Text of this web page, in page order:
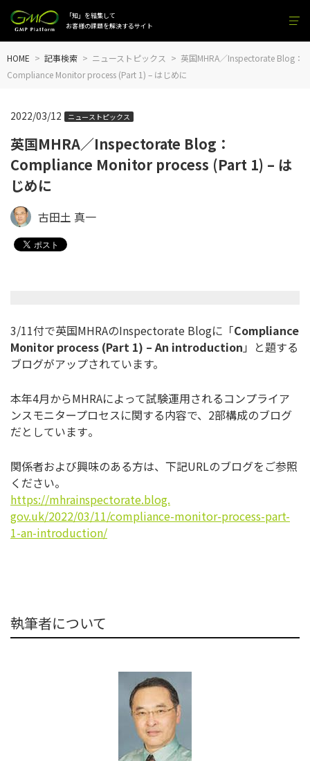
「知」を結集して
お客様の課題を解決するサイト
HOME 記事検索 ニューストピックス
英国MHRA／Inspectorate Blog：
Compliance Monitor process (Part 1) – はじめに
英国MHRA／Inspectorate Blog：
Compliance Monitor process (Part 1) – は
じめに
2022/03/12 ニューストピックス
古田土 真一
3/11付で英国MHRAのInspectorate Blogに「Compliance
Monitor process (Part 1) – An introduction 」 と題する
ブログがアップされています。
本年4月からMHRAによって試験運用されるコンプライア
ンスモニタープロセスに関する内容で、2部構成のブログ
だとしています。
関係者および興味のある方は、下記URLのブログをご参照
ください。
https://mhrainspectorate.blog.
gov.uk/2022/03/11/compliance-monitor-process-part-
1-an-introduction/
執筆者について